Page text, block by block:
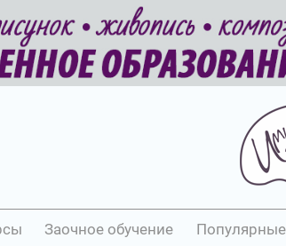
Заочное обучение Популярные